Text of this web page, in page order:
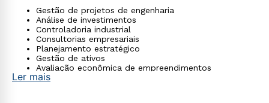
Gestão de projetos de engenharia
Análise de investimentos
Controladoria industrial
Consultorias empresariais
Planejamento estratégico
Gestão de ativos
Avaliação econômica de empreendimentos
Ler mais